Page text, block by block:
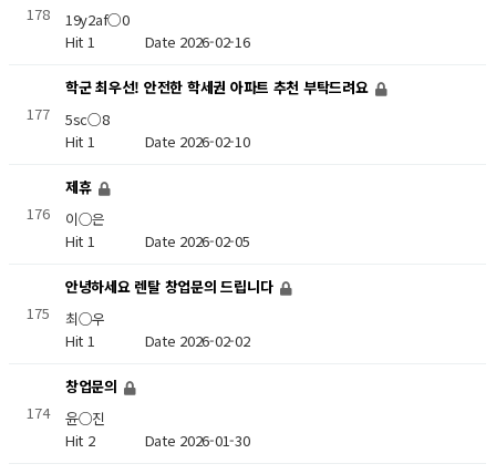
178
19y2af○0
Hit 1 Date 2026-02-16
177
학군 최우선! 안전한 학세권 아파트 추천 부탁드려요
5sc○8
Hit 1 Date 2026-02-10
176
제휴
이○은
Hit 1 Date 2026-02-05
175
안녕하세요 렌탈 창업문의 드립니다
최○우
Hit 1 Date 2026-02-02
174
창업문의
윤○진
Hit 2 Date 2026-01-30